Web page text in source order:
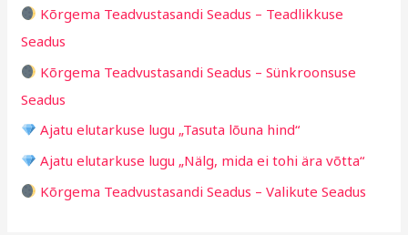
f
o
r
:
Kõrgema Teadvustasandi Seadus – Teadlikkuse
Seadus
Kõrgema Teadvustasandi Seadus – Sünkroonsuse
Seadus
Ajatu elutarkuse lugu „Tasuta lõuna hind“
Ajatu elutarkuse lugu „Nälg, mida ei tohi ära võtta“
Kõrgema Teadvustasandi Seadus – Valikute Seadus
i
d